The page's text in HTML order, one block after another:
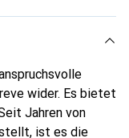
wider. Es bietet
Jahren von
ist es die